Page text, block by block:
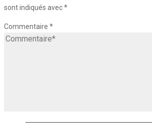
sont indiqués avec*
Commentaire *